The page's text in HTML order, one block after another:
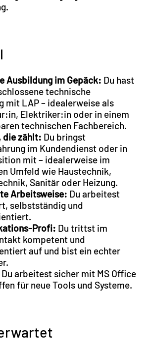
Ausbildung im Gepäck: Du hast
technische
mit LAP – idealerweise als
Elektriker:in oder in einem
technischen Fachbereich.
die zählt: Du bringst
im Kundendienst oder in
mit – idealerweise im
Umfeld wie Haustechnik,
Sanitär oder Heizung.
Arbeitsweise: Du arbeitest
selbstständig und
Profi: Du trittst im
kompetent und
auf und bist ein echter
Du arbeitest sicher mit MS Office
für neue Tools und Systeme.